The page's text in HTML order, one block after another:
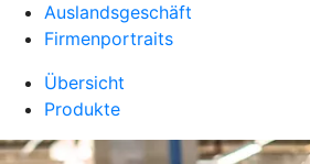
Auslandsgeschäft
Firmenportraits
Übersicht
Produkte